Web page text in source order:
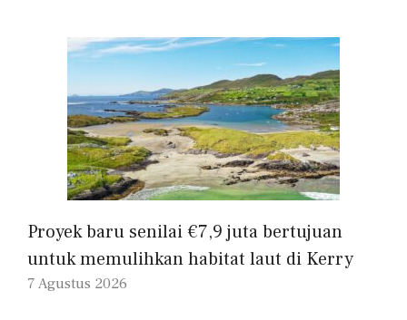
Proyek baru senilai €7,9 juta bertujuan
untuk memulihkan habitat laut di Kerry
7 Agustus 2026